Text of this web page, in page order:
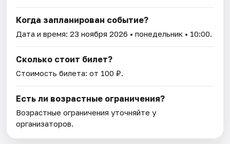
Когда запланирован событие?
Дата и время:23 ноября 2026 • понедельник • 10:00.
Сколько стоит билет?
Стоимость билета: от 100 ₽.
Есть ли возрастные ограничения?
Возрастные ограничения уточняйте у
организаторов.